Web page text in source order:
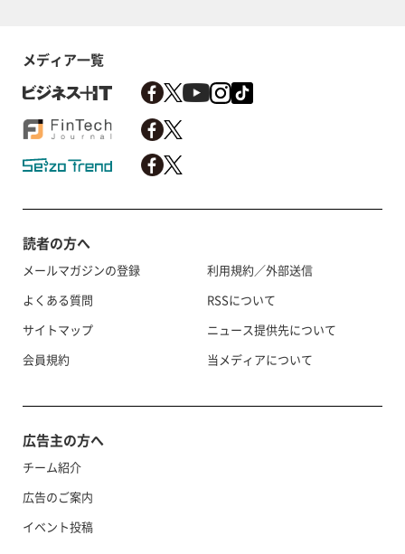
メディア一覧
読者の方へ
メールマガジンの登録
よくある質問
サイトマップ
会員規約
利用規約／外部送信
RSSについて
ニュース提供先について
当メディアについて
広告主の方へ
チーム紹介
広告のご案内
イベント投稿